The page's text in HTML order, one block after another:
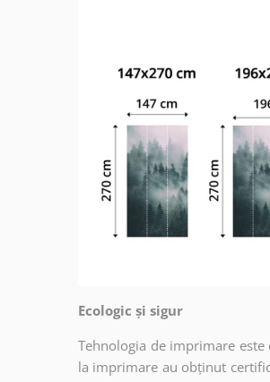
Ecologic și sigur
Tehnologia de imprimare
la imprimare au obținut